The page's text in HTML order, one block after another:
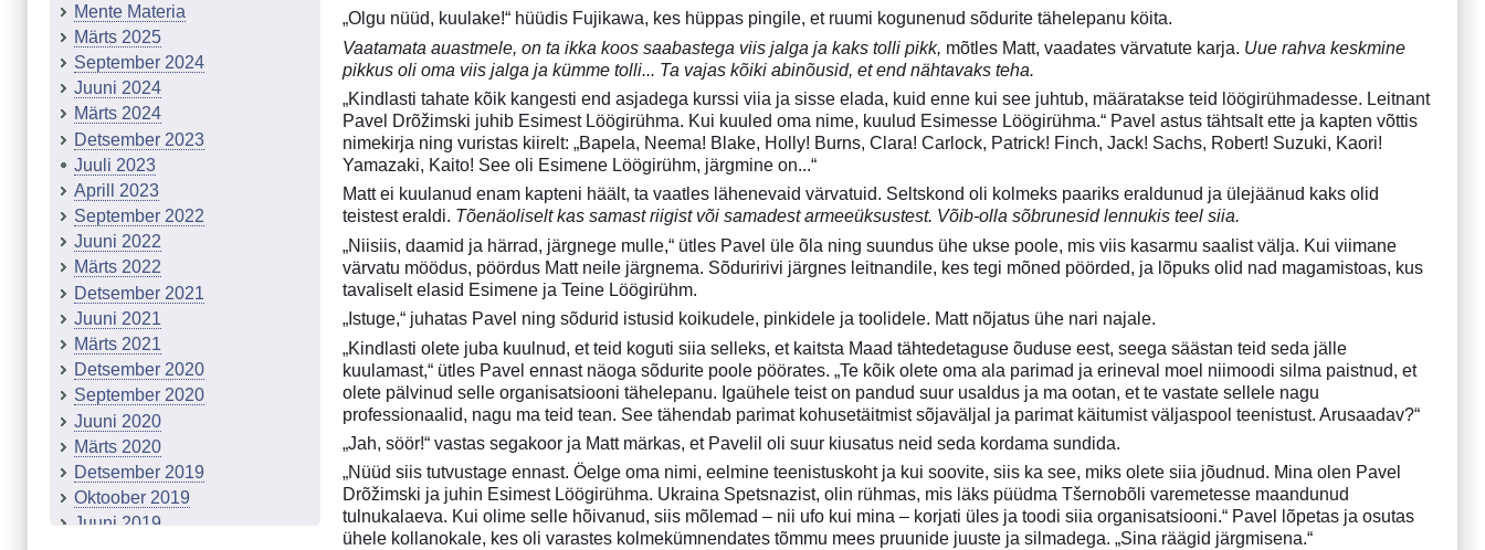
Mente Materia
Märts 2025
September 2024
Juuni 2024
Märts 2024
Detsember 2023
Juuli 2023
Aprill 2023
September 2022
Juuni 2022
Märts 2022
Detsember 2021
Juuni 2021
Märts 2021
Detsember 2020
September 2020
Juuni 2020
Märts 2020
Detsember 2019
Oktoober 2019
Juuni 2019
„Olgu nüüd, kuulake!“ hüüdis Fujikawa, kes hüppas pingile, et ruumi kogunenud sõdurite tähelepanu köita.
Vaatamata auastmele, on ta ikka koos saabastega viis jalga ja kaks tolli pikk, mõtles Matt, vaadates värvatute karja. Uue rahva keskmine
pikkus oli oma viis jalga ja kümme tolli... Ta vajas kõiki abinõusid, et end nähtavaks teha.
„Kindlasti tahate kõik kangesti end asjadega kurssi viia ja sisse elada, kuid enne kui see juhtub, määratakse teid löögirühmadesse. Leitnant
Pavel Drõžimski juhib Esimest Löögirühma. Kui kuuled oma nime, kuulud Esimesse Löögirühma.“ Pavel astus tähtsalt ette ja kapten võttis
nimekirja ning vuristas kiirelt: „Bapela, Neema! Blake, Holly! Burns, Clara! Carlock, Patrick! Finch, Jack! Sachs, Robert! Suzuki, Kaori!
Yamazaki, Kaito! See oli Esimene Löögirühm, järgmine on...“
Matt ei kuulanud enam kapteni häält, ta vaatles lähenevaid värvatuid. Seltskond oli kolmeks paariks eraldunud ja ülejäänud kaks olid
teistest eraldi. Tõenäoliselt kas samast riigist või samadest armeeüksustest. Võib-olla sõbrunesid lennukis teel siia.
„Niisiis, daamid ja härrad, järgnege mulle,“ ütles Pavel üle õla ning suundus ühe ukse poole, mis viis kasarmu saalist välja. Kui viimane
värvatu möödus, pöördus Matt neile järgnema. Sõduririvi järgnes leitnandile, kes tegi mõned pöörded, ja lõpuks olid nad magamistoas, kus
tavaliselt elasid Esimene ja Teine Löögirühm.
„Istuge,“ juhatas Pavel ning sõdurid istusid koikudele, pinkidele ja toolidele. Matt nõjatus ühe nari najale.
„Kindlasti olete juba kuulnud, et teid koguti siia selleks, et kaitsta Maad tähtedetaguse õuduse eest, seega säästan teid seda jälle
kuulamast,“ ütles Pavel ennast näoga sõdurite poole pöörates. „Te kõik olete oma ala parimad ja erineval moel niimoodi silma paistnud, et
olete pälvinud selle organisatsiooni tähelepanu. Igaühele teist on pandud suur usaldus ja ma ootan, et te vastate sellele nagu
professionaalid, nagu ma teid tean. See tähendab parimat kohusetäitmist sõjaväljal ja parimat käitumist väljaspool teenistust. Arusaadav?“
„Jah, söör!“ vastas segakoor ja Matt märkas, et Pavelil oli suur kiusatus neid seda kordama sundida.
„Nüüd siis tutvustage ennast. Öelge oma nimi, eelmine teenistuskoht ja kui soovite, siis ka see, miks olete siia jõudnud. Mina olen Pavel
Drõžimski ja juhin Esimest Löögirühma. Ukraina Spetsnazist, olin rühmas, mis läks püüdma Tšernobõli varemetesse maandunud
tulnukalaeva. Kui olime selle hõivanud, siis mõlemad – nii ufo kui mina – korjati üles ja toodi siia organisatsiooni.“ Pavel lõpetas ja osutas
ühele kollanokale, kes oli varastes kolmekümnendates tõmmu mees pruunide juuste ja silmadega. „Sina räägid järgmisena.“